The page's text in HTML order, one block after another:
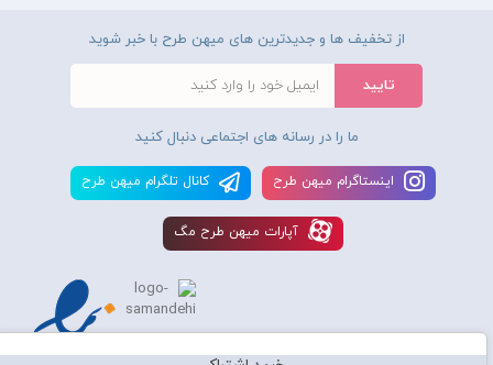
از تخفیف ها و جدیدترین های میهن طرح با خبر شوید
ما را در رسانه های اجتماعی دنبال کنید
اينستاگرام ميهن طرح کانال تلگرام ميهن طرح
آپارات ميهن طرح مگ